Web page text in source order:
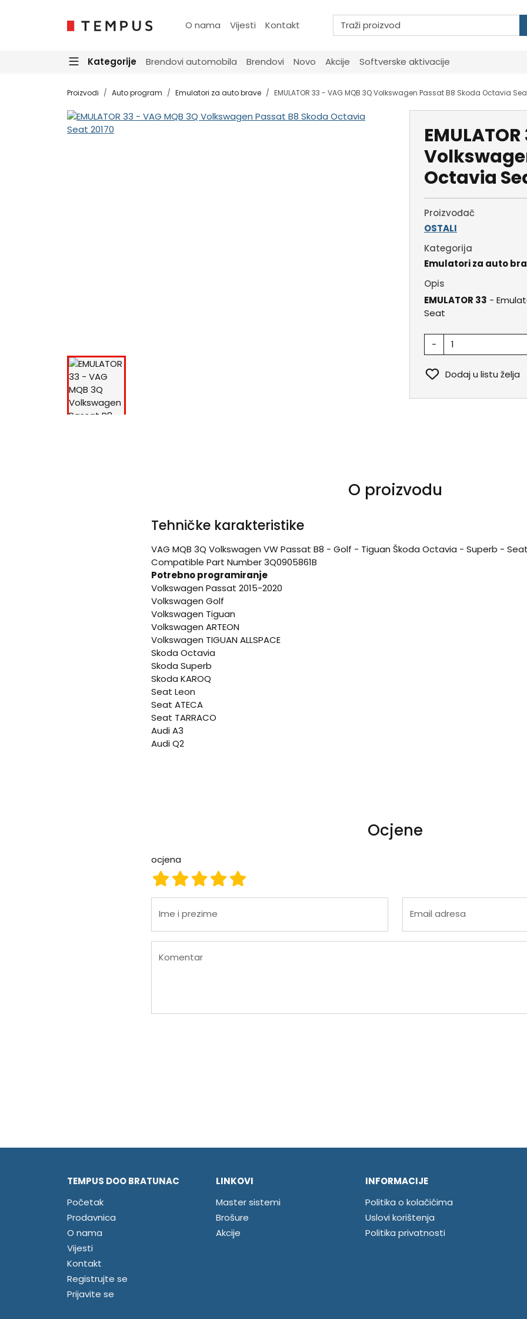
O nama Vijesti Kontakt
Kategorije Brendovi automobila Brendovi Novo Akcije Softverske aktivacije
Proizvodi Auto program Emulatori za auto brave EMULATOR 33 - VAG MQB 3Q Volkswagen Passat B8 Skoda Octavia
Octavia
Proizvođač
OSTALI
Kategorija
Emulatori za auto
Opis
EMULATOR 33 -
Seat
-
Dodaj u listu želja
O proizvodu
Tehničke karakteristike
VAG MQB 3Q Volkswagen VW Passat B8 - Golf - Tiguan Škoda Octavia - Superb -
Compatible Part Number 3Q0905861B
Potrebno programiranje
Volkswagen Passat 2015-2020
Volkswagen Golf
Volkswagen Tiguan
Volkswagen ARTEON
Volkswagen TIGUAN ALLSPACE
Skoda Octavia
Skoda Superb
Skoda KAROQ
Seat Leon
Seat ATECA
Seat TARRACO
Audi A3
Audi Q2
Ocjene
ocjena
ocjena 5
ocjena 4
ocjena 3
ocjena 2
ocjena 1
Ime i prezime Email adresa
Komentar
TEMPUS DOO BRATUNAC
Početak
Prodavnica
O nama
Vijesti
Kontakt
Registrujte se
Prijavite se
LINKOVI
Master sistemi
Brošure
Akcije
INFORMACIJE
Politika o kolačićima
Uslovi korištenja
Politika privatnosti